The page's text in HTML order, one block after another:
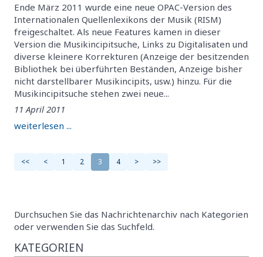
Ende März 2011 wurde eine neue OPAC-Version des
Internationalen Quellenlexikons der Musik (RISM)
freigeschaltet. Als neue Features kamen in dieser
Version die Musikincipitsuche, Links zu Digitalisaten und
diverse kleinere Korrekturen (Anzeige der besitzenden
Bibliothek bei überführten Beständen, Anzeige bisher
nicht darstellbarer Musikincipits, usw.) hinzu. Für die
Musikincipitsuche stehen zwei neue...
11 April 2011
weiterlesen ...
<< < 1 2 3 4 > >>
Durchsuchen Sie das Nachrichtenarchiv nach Kategorien
oder verwenden Sie das Suchfeld.
KATEGORIEN